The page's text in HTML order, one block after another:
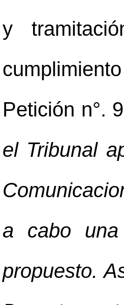
y
Petición n°.
el Tribunal
a cabo una
propuesto.